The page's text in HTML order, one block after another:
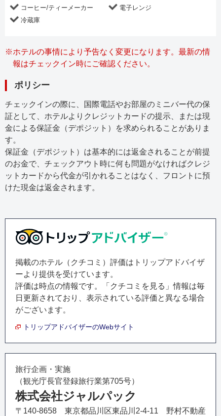
コーヒー/ティーメーカー
電子レンジ
冷蔵庫
※ホテルの事情により予告なく変更になります。最新の情
報はチェックイン時にご確認ください。
ポリシー
チェックインの際に、国際電話やお部屋のミニバー代の保
証として、ホテルよりクレジットカードの提示、または現
金による保証金（デポジット）を求められることがありま
す。
保証金（デポジット）は基本的には返金されることが前提
のお金で、チェックアウト時に何も問題がなければクレジ
ットカードから代金が引かれることはなく、フロントに預
けた現金は返金されます。
掲載のホテル（クチコミ）評価はトリップアドバイザ
ーより提供を受けています。
評価は時点の情報です。「クチコミを見る」情報は毎
日更新されており、表示されている評価と異なる場合
がございます。
トリップアドバイザーのWebサイト
旅行企画・実施
（観光庁長官登録旅行業第705号）
株式会社ジャルパック
〒140-8658 東京都品川区東品川2-4-11 野村不動産